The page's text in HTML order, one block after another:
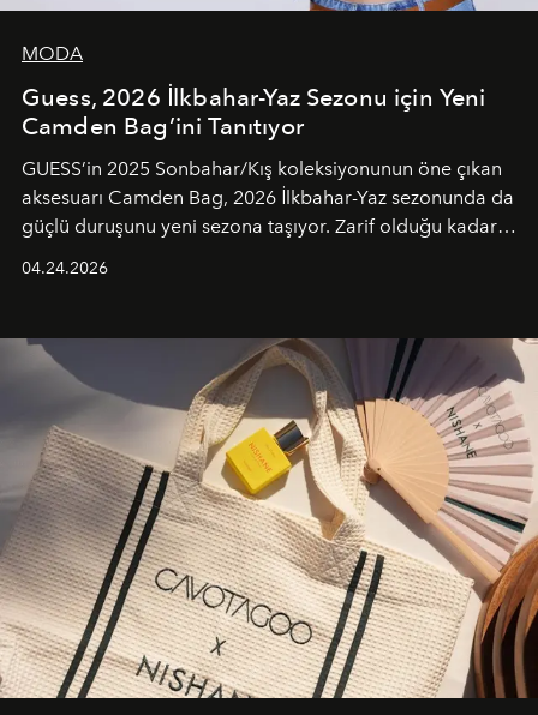
MODA
Guess, 2026 İlkbahar-Yaz Sezonu için Yeni
Camden Bag’ini Tanıtıyor
GUESS’in 2025 Sonbahar/Kış koleksiyonunun öne çıkan
aksesuarı Camden Bag, 2026 İlkbahar-Yaz sezonunda da
güçlü duruşunu yeni sezona taşıyor. Zarif olduğu kadar
04.24.2026